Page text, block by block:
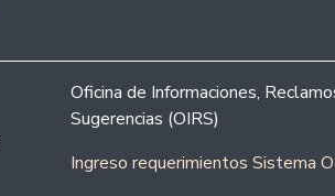
Oficina de Informaciones,
Sugerencias (OIRS)
Ingreso requerimientos Sistema